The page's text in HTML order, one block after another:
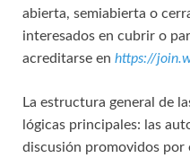
abierta, semiabierta o
interesados en cubrir o
acreditarse en https://
La estructura general de
lógicas principales: las
discusión promovidos por